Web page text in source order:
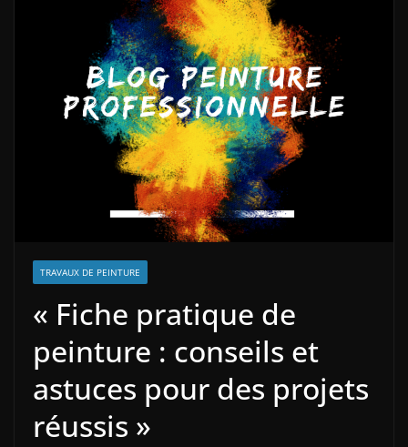
TRAVAUX DE PEINTURE
« Fiche pratique de
peinture : conseils et
astuces pour des projets
réussis »